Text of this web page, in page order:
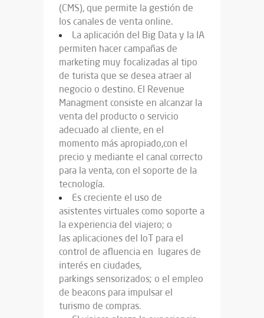
(CMS), que permite la gestión de
los canales de venta online.
La aplicación del Big Data y la IA
permiten hacer campañas de
marketing muy focalizadas al tipo
de turista que se desea atraer al
negocio o destino. El Revenue
Managment consiste en alcanzar la
venta del producto o servicio
adecuado al cliente, en el
momento más apropiado,con el
precio y mediante el canal correcto
para la venta, con el soporte de la
tecnología.
Es creciente el uso de
asistentes virtuales como soporte a
la experiencia del viajero; o
las aplicaciones del IoT para el
control de afluencia en lugares de
interés en ciudades,
parkings sensorizados; o el empleo
de beacons para impulsar el
turismo de compras.